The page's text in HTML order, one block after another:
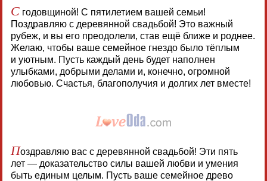
Сгодовщиной! С пятилетием вашей семьи!
Поздравляю с деревянной свадьбой! Это важный
рубеж, и вы его преодолели, став ещё ближе и роднее.
Желаю, чтобы ваше семейное гнездо было тёплым
и уютным. Пусть каждый день будет наполнен
улыбками, добрыми делами и, конечно, огромной
любовью. Счастья, благополучия и долгих лет вместе!
Поздравляю вас с деревянной свадьбой! Эти пять
лет — доказательство силы вашей любви и умения
быть единым целым. Пусть ваше семейное древо